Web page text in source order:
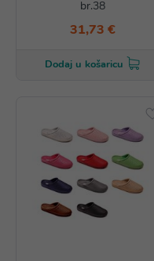
br.38
31,73 €
Dodaj u košaricu